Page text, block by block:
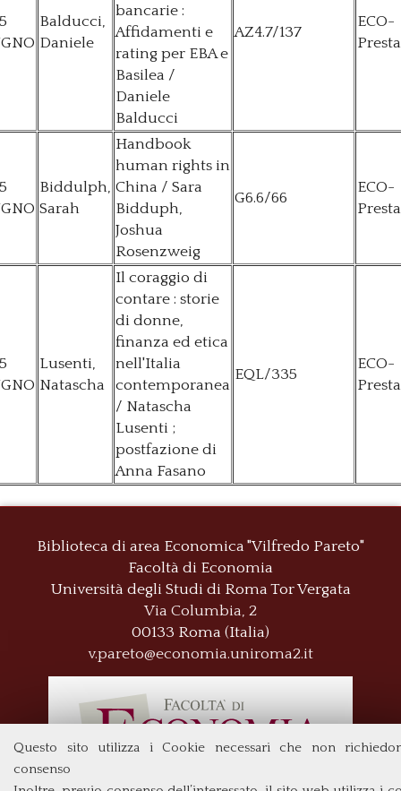
Questo sito utilizza i Cookie necessari che non
consenso
Balducci,
Daniele
bancarie :
Affidamenti e
rating per EBA e
Basilea /
Daniele
Balducci
AZ4.7/137
ECO-
Biddulph,
Sarah
Handbook
human rights in
China / Sara
Bidduph,
Joshua
Rosenzweig
G6.6/66
ECO-
Lusenti,
Natascha
Il coraggio di
contare : storie
di donne,
finanza ed etica
nell'Italia
contemporanea
/ Natascha
Lusenti ;
postfazione di
Anna Fasano
EQL/335
ECO-
Biblioteca di area Economica "Vilfredo Pareto"
Facoltà di Economia
Università degli Studi di RomaTor Vergata
Via Columbia, 2
00133 Roma (Italia)
v.pareto@economia.uniroma2.it